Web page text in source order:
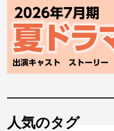
人気のタグ